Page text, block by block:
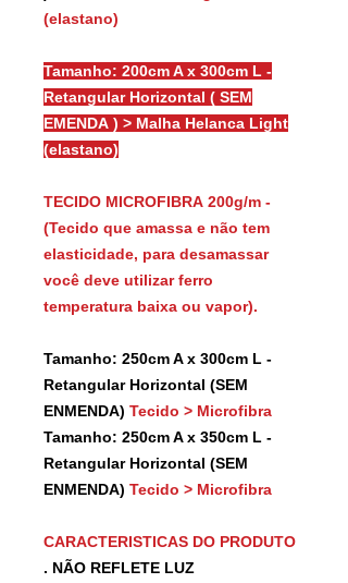
(elastano)
Tamanho: 200cm A x 300cm L -
Retangular Horizontal ( SEM
EMENDA ) > Malha Helanca Light
(elastano)
TECIDO MICROFIBRA 200g/m -
(Tecido que amassa e não tem
elasticidade, para desamassar
você deve utilizar ferro
temperatura baixa ou vapor).
Tamanho: 250cm A x 300cm L -
Retangular Horizontal (SEM
ENMENDA) Tecido > Microfibra
Tamanho: 250cm A x 350cm L -
Retangular Horizontal (SEM
ENMENDA) Tecido > Microfibra
CARACTERISTICAS DO PRODUTO
. NÃO REFLETE LUZ